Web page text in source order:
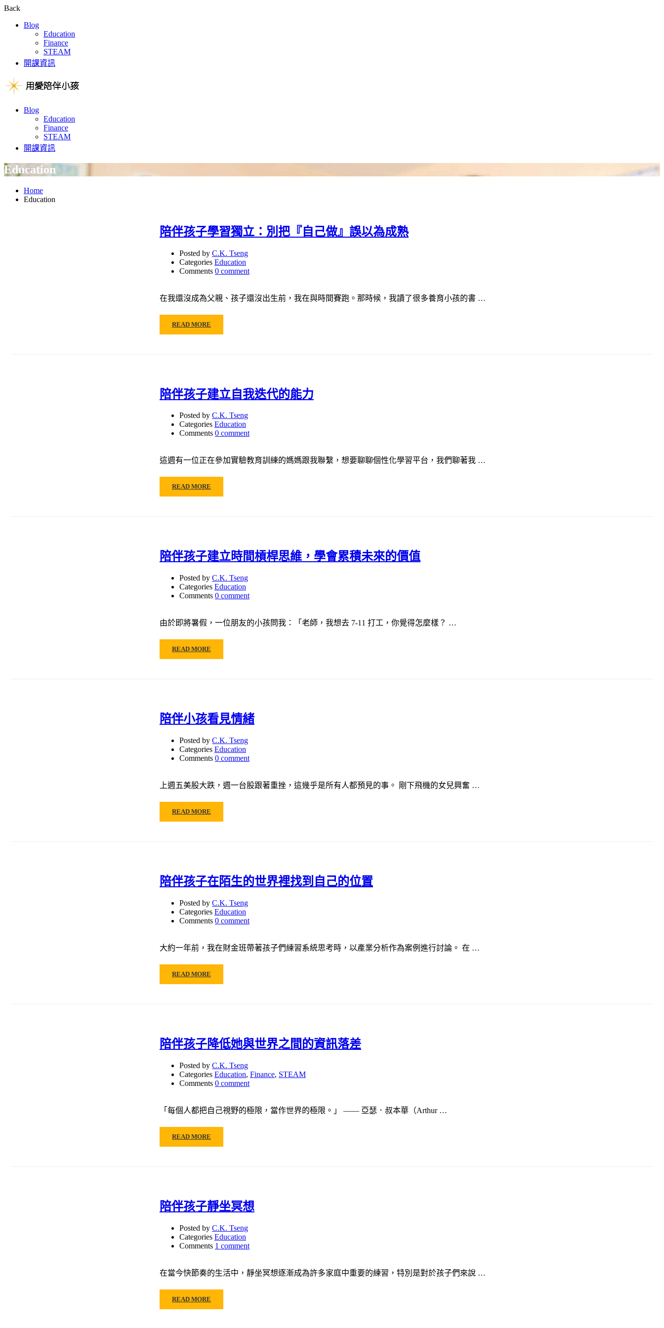
Back
Blog
Education
Finance
STEAM
開課資訊
Blog
Education
Finance
STEAM
開課資訊
Education
Home
Education
陪伴孩子學習獨立：別把『自己做』誤以為成熟
Posted by C.K. Tseng
Categories Education
Comments 0 comment
在我還沒成為父親、孩子還沒出生前，我在與時間賽跑。那時候，我讀了很多養育小孩的書 …
READ MORE
陪伴孩子建立自我迭代的能力
Posted by C.K. Tseng
Categories Education
Comments 0 comment
這週有一位正在參加實驗教育訓練的媽媽跟我聯繫，想要聊聊個性化學習平台，我們聊著我 …
READ MORE
陪伴孩子建立時間槓桿思維，學會累積未來的價值
Posted by C.K. Tseng
Categories Education
Comments 0 comment
由於即將暑假，一位朋友的小孩問我：「老師，我想去 7-11 打工，你覺得怎麼樣？ …
READ MORE
陪伴小孩看見情緒
Posted by C.K. Tseng
Categories Education
Comments 0 comment
上週五美股大跌，週一台股跟著重挫，這幾乎是所有人都預見的事。 剛下飛機的女兒興奮 …
READ MORE
陪伴孩子在陌生的世界裡找到自己的位置
Posted by C.K. Tseng
Categories Education
Comments 0 comment
大約一年前，我在財金班帶著孩子們練習系統思考時，以產業分析作為案例進行討論。 在 …
READ MORE
陪伴孩子降低她與世界之間的資訊落差
Posted by C.K. Tseng
Categories Education, Finance, STEAM
Comments 0 comment
「每個人都把自己視野的極限，當作世界的極限。」 —— 亞瑟．叔本華（Arthur …
READ MORE
陪伴孩子靜坐冥想
Posted by C.K. Tseng
Categories Education
Comments 1 comment
在當今快節奏的生活中，靜坐冥想逐漸成為許多家庭中重要的練習，特別是對於孩子們來說 …
READ MORE